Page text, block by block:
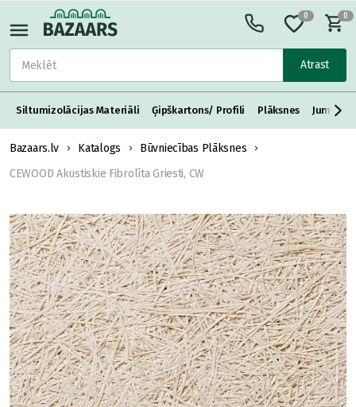
Atrast
0 0
Siltumizolācijas Materiāli Ģipškartons/ Profili Plāksnes Jumta
Bazaars.lv Katalogs
Būvniecības Plāksnes
CEWOOD Akustiskie Fibrolīta Griesti, CW